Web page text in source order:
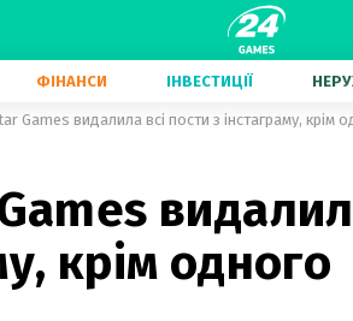
ФІНАНСИ ІНВЕСТИЦІЇ
Games видалила всі пости з інстаграму, крім
крім одного